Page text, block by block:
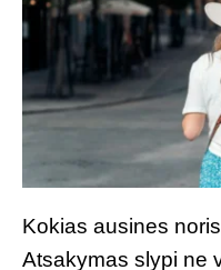
Kokias ausines
Atsakymas slypi ne